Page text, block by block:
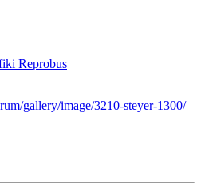
Reprobus
gallery/image/3210-steyer-1300/